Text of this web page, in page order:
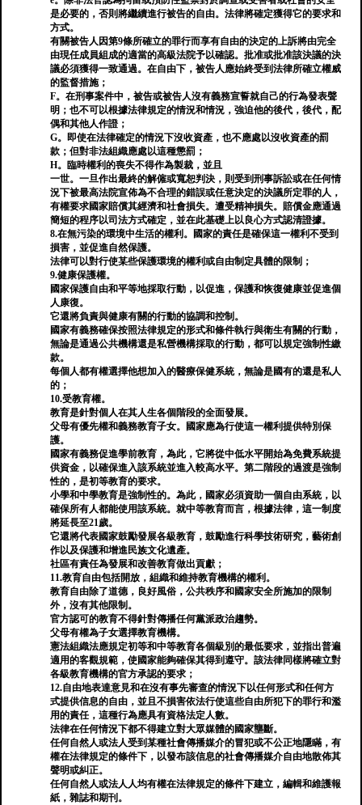
是必要的，否則將繼續進行被告的自由。法律將確定獲得它的要求和
方式。
有關被告人因第9條所確立的罪行而享有自由的決定的上訴將由完全
由現任成員組成的適當的高級法院予以確認。批准或批准該決議的決
議必須獲得一致通過。在自由下，被告人應始終受到法律所確立權威
的監督措施；
F。在刑事案件中，被告或被告人沒有義務宣誓就自己的行為發表聲
明；也不可以根據法律規定的情況和情況，強迫他的後代，後代，配
偶和其他人作證；
G。即使在法律確定的情況下沒收資產，也不應處以沒收資產的罰
款；但對非法組織應處以這種懲罰；
H。臨時權利的喪失不得作為製裁，並且
一世。一旦作出最終的解僱或寬恕判決，則受到刑事訴訟或在任何情
況下被最高法院宣佈為不合理的錯誤或任意決定的決議所定罪的人，
有權要求國家賠償其經濟和社會損失。遭受精神損失。賠償金應通過
簡短的程序以司法方式確定，並在此基礎上以良心方式認清證據。
8.在無污染的環境中生活的權利。國家的責任是確保這一權利不受到
損害，並促進自然保護。
法律可以對行使某些保護環境的權利或自由制定具體的限制；
9.健康保護權。
國家保護自由和平等地採取行動，以促進，保護和恢復健康並促進個
人康復。
它還將負責與健康有關的行動的協調和控制。
國家有義務確保按照法律規定的形式和條件執行與衛生有關的行動，
無論是通過公共機構還是私營機構採取的行動，都可以規定強制性繳
款。
每個人都有權選擇他想加入的醫療保健系統，無論是國有的還是私人
的；
10.受教育權。
教育是針對個人在其人生各個階段的全面發展。
父母有優先權和義務教育子女。國家應為行使這一權利提供特別保
護。
國家有義務促進學前教育，為此，它將從中低水平開始為免費系統提
供資金，以確保進入該系統並進入較高水平。第二階段的過渡是強制
性的，是初等教育的要求。
小學和中學教育是強制性的。為此，國家必須資助一個自由系統，以
確保所有人都能使用該系統。就中等教育而言，根據法律，這一制度
將延長至21歲。
它還將代表國家鼓勵發展各級教育，鼓勵進行科學技術研究，藝術創
作以及保護和增進民族文化遺產。
社區有責任為發展和改善教育做出貢獻；
11.教育自由包括開放，組織和維持教育機構的權利。
教育自由除了道德，良好風俗，公共秩序和國家安全所施加的限制
外，沒有其他限制。
官方認可的教育不得針對傳播任何黨派政治趨勢。
父母有權為子女選擇教育機構。
憲法組織法應規定初等和中等教育各個級別的最低要求，並指出普遍
適用的客觀規範，使國家能夠確保其得到遵守。該法律同樣將確立對
各級教育機構的官方承認的要求；
12.自由地表達意見和在沒有事先審查的情況下以任何形式和任何方
式提供信息的自由，並且不損害依法行使這些自由所犯下的罪行和濫
用的責任，這種行為應具有資格法定人數。
法律在任何情況下都不得建立對大眾媒體的國家壟斷。
任何自然人或法人受到某種社會傳播媒介的冒犯或不公正地隱瞞，有
權在法律規定的條件下，以發布該信息的社會傳播媒介自由地散佈其
聲明或糾正。
任何自然人或法人人均有權在法律規定的條件下建立，編輯和維護報
紙，雜誌和期刊。